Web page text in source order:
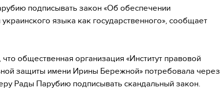
подписывать закон «Об обеспечении
языка как государственного», сообщает
общественная организация «Институт правовой
защиты имени Ирины Бережной» потребовала через
Рады Парубию подписывать скандальный закон.